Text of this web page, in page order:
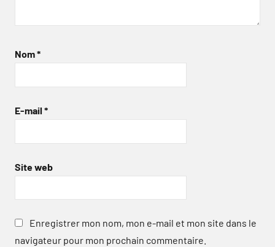
Nom*
E-mail *
Site web
Enregistrer mon nom, mon e-mail et mon site dans le
navigateur pour mon prochain commentaire.